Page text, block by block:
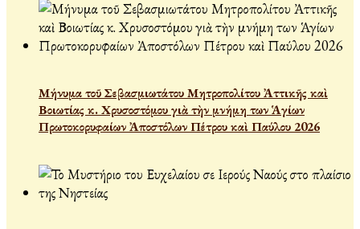
Μήνυμα τοῦ Σεβασμιωτάτου Μητροπολίτου Ἀττικῆς καὶ
Βοιωτίας κ. Χρυσοστόμου γιὰ τὴν μνήμη των Ἁγίων
Πρωτοκορυφαίων Ἀποστόλων Πέτρου καὶ Παύλου 2026